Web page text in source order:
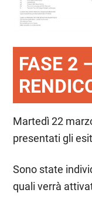
FASE 2
Martedì 22
presentati gli
Sono state
quali verrà